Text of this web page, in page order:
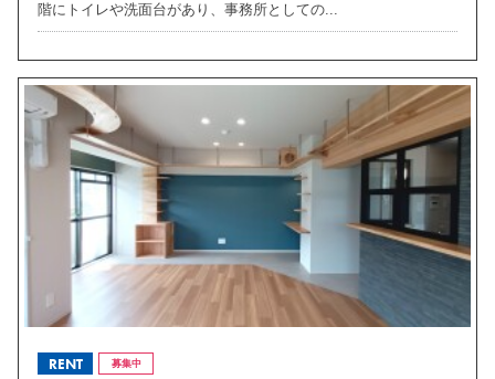
階にトイレや洗面台があり、事務所としての...
RENT 募集中